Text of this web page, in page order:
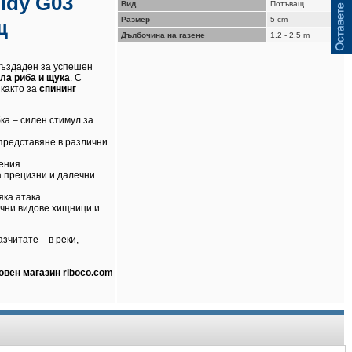
за успешен
риба и щука. С
за спининг
– силен стимул за
в различни
прецизни и далечни
атака
видове хищници и
– в реки,
магазин riboco.com
Вид
Потъващ
Размер
5 cm
Дълбочина на газене
1.2 - 2.5 m